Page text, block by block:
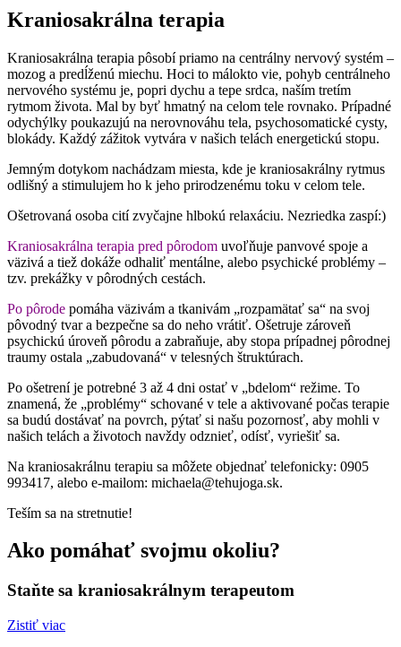
Kraniosakrálna terapia
Kraniosakrálna terapia pôsobí priamo na centrálny nervový systém –
mozog a predĺženú miechu. Hoci to málokto vie, pohyb centrálneho
nervového systému je, popri dychu a tepe srdca, naším tretím
rytmom života. Mal by byť hmatný na celom tele rovnako. Prípadné
odychýlky poukazujú na nerovnováhu tela, psychosomatické cysty,
blokády. Každý zážitok vytvára v našich telách energetickú stopu.
Jemným dotykom nachádzam miesta, kde je kraniosakrálny rytmus
odlišný a stimulujem ho k jeho prirodzenému toku v celom tele.
Ošetrovaná osoba cití zvyčajne hlbokú relaxáciu. Nezriedka zaspí:)
Kraniosakrálna terapia pred pôrodom uvoľňuje panvové spoje a
väzivá a tiež dokáže odhaliť mentálne, alebo psychické problémy –
tzv. prekážky v pôrodných cestách.
Po pôrode pomáha väzivám a tkanivám „rozpamätať sa“ na svoj
pôvodný tvar a bezpečne sa do neho vrátiť. Ošetruje zároveň
psychickú úroveň pôrodu a zabraňuje, aby stopa prípadnej pôrodnej
traumy ostala „zabudovaná“ v telesných štruktúrach.
Po ošetrení je potrebné 3 až 4 dni ostať v „bdelom“ režime. To
znamená, že „problémy“ schované v tele a aktivované počas terapie
sa budú dostávať na povrch, pýtať si našu pozornosť, aby mohli v
našich telách a životoch navždy odznieť, odísť, vyriešiť sa.
Na kraniosakrálnu terapiu sa môžete objednať telefonicky: 0905
993417, alebo e-mailom: michaela@tehujoga.sk.
Teším sa na stretnutie!
Ako pomáhať svojmu okoliu?
Staňte sa kraniosakrálnym terapeutom
Zistiť viac